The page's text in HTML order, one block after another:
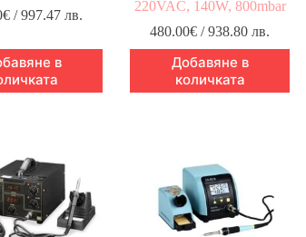
€ / 997.47 лв.
в
220VAC, 140W, 800mbar
480.00€ / 938.80 лв.
Добавяне в
количката